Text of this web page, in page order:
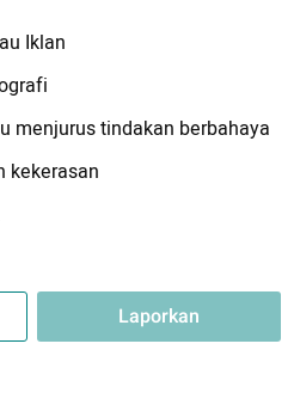
Iklan
menjurus tindakan berbahaya
kekerasan
Laporkan